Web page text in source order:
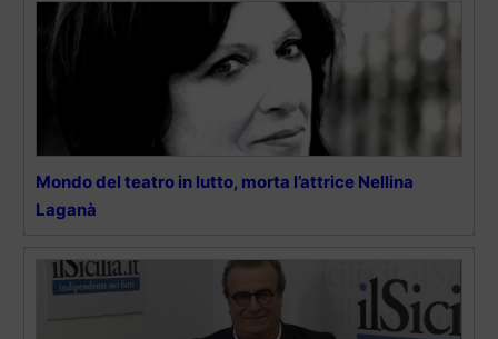
Mondo del teatro in lutto, morta l’attrice Nellina
Laganà